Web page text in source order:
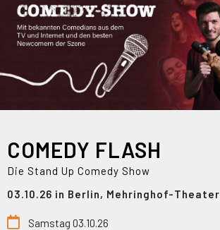
COMEDY FLASH
Die Stand Up Comedy Show
03.10.26 in Berlin, Mehringhof-Theater
Samstag 03.10.26